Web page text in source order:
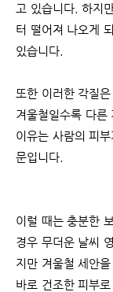
고 있습니다. 하지
터 떨어져 나오게
있습니다.
또한 이러한 각질
겨울철일수록 다른
이유는 사람의 피
문입니다.
이럴 때는 충분한
경우 무더운 날씨
지만 겨울철 세안
바로 건조한 피부